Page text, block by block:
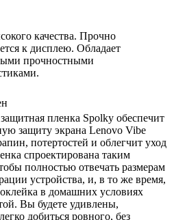
качества. Прочно
к дисплею. Обладает
прочностными
пленка Spolky обеспечит
защиту экрана Lenovo Vibe
потертостей и облегчит уход
спроектирована таким
полностью отвечать размерам
устройства, и, в то же время,
в домашних условиях
Вы будете удивлены,
добиться ровного, без